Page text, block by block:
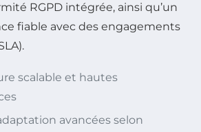
RGPD intégrée, ainsi qu’un
fiable avec des engagements
scalable et hautes
avancées selon